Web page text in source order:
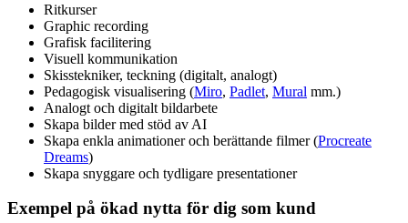
Ritkurser
Graphic recording
Grafisk facilitering
Visuell kommunikation
Skisstekniker, teckning (digitalt, analogt)
Pedagogisk visualisering (Miro, Padlet, Mural mm.)
Analogt och digitalt bildarbete
Skapa bilder med stöd av AI
Skapa enkla animationer och berättande filmer (Procreate
Dreams)
Skapa snyggare och tydligare presentationer
Exempel på ökad nytta för dig som kund